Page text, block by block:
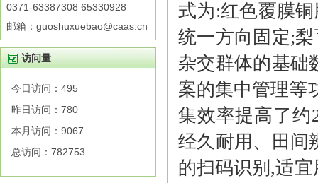
0371-63387308 65330928
邮箱：guoshuxuebao@caas.cn
访问量
今日访问： 495
昨日访问： 780
本月访问： 9067
总访问： 782753
式为:红色覆膜
统一方向固定;
杂交群体的基础
案的集中管理等
集效率提高了约
经久耐用、田间
的扫码识别,适